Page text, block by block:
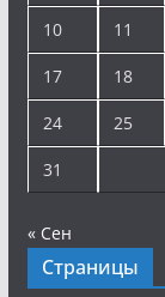
10 11
17 18
24 25
31
« Сен
Страницы